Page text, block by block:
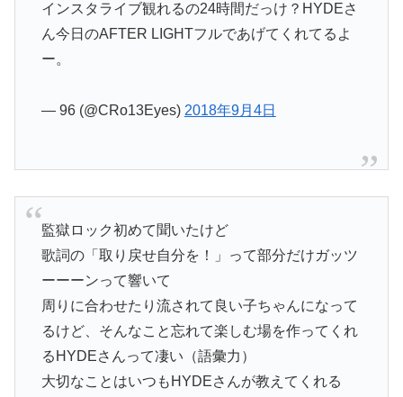
インスタライブ観れるの24時間だっけ？HYDEさ
ん今日のAFTER LIGHTフルであげてくれてるよ
ー。
— 96 (@CRo13Eyes) 2018年9月4日
監獄ロック初めて聞いたけど
歌詞の「取り戻せ自分を！」って部分だけガッツ
ーーーンって響いて
周りに合わせたり流されて良い子ちゃんになって
るけど、そんなこと忘れて楽しむ場を作ってくれ
るHYDEさんって凄い（語彙力）
大切なことはいつもHYDEさんが教えてくれる